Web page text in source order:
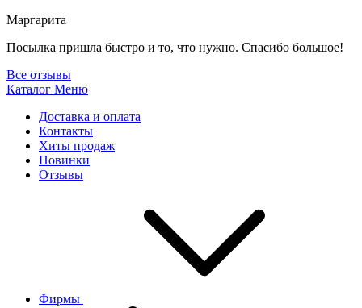
Маргарита
Посылка пришла быстро и то, что нужно. Спасибо большое!
Все отзывы
Каталог Меню
Доставка и оплата
Контакты
Хиты продаж
Новинки
Отзывы
Фирмы